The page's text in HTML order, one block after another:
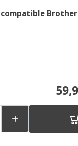
Brother
